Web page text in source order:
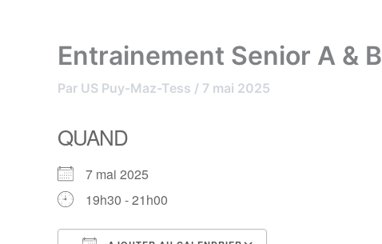
Entrainement Senior A & B
Par US Puy-Maz-Tess / 7 mai 2025
QUAND
7 mai 2025
19h30 - 21h00